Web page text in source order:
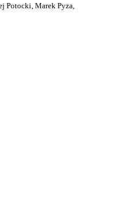
Potocki, Marek Pyza,